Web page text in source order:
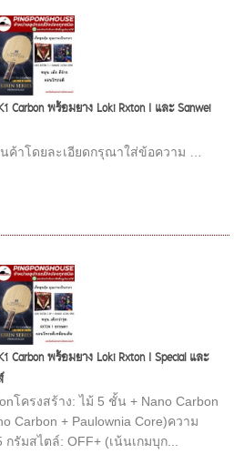
Carbon พร้อมยาง Loki Rxton I และ Sanwei
ค้าโดยละเอียดกรุณาใส่ข้อความ …
Carbon พร้อมยาง Loki Rxton I Special และ
โครงสร้าง: ไม้ 5 ชั้น + Nano Carbon
Carbon + Paulownia Core)ความ
รัมสไตล์: OFF+ (เน้นเกมบุก...